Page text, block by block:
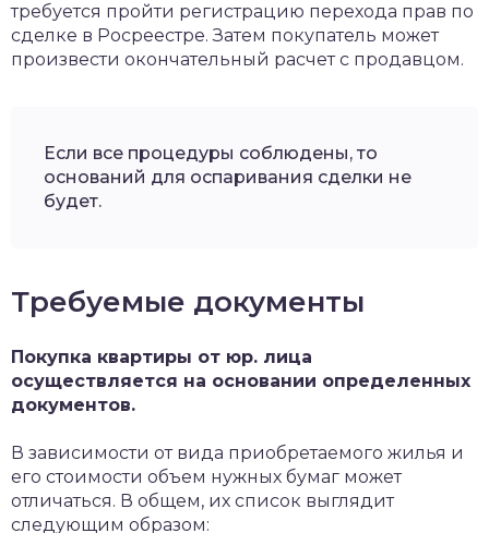
требуется пройти регистрацию перехода прав по
сделке в Росреестре. Затем покупатель может
произвести окончательный расчет с продавцом.
Если все процедуры соблюдены, то
оснований для оспаривания сделки не
будет.
Требуемые документы
Покупка квартиры от юр. лица
осуществляется на основании определенных
документов.
В зависимости от вида приобретаемого жилья и
его стоимости объем нужных бумаг может
отличаться. В общем, их список выглядит
следующим образом: